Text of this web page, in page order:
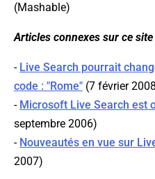
(Mashable)
Articles connexes sur ce site
- Live Search pourrait
code : "Rome" (7 février
- Microsoft Live Search est
septembre 2006)
- Nouveautés en vue sur
2007)